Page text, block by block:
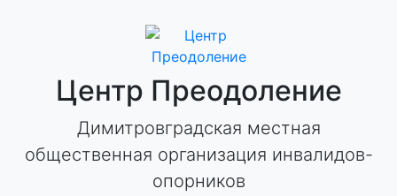
Центр Преодоление
Димитровградская местная
общественная организация инвалидов-
опорников